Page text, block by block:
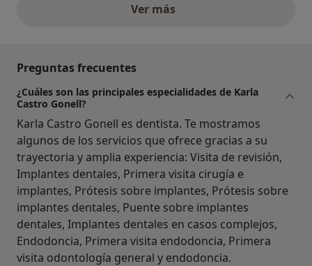
Ver másopiniones anteriores
Preguntas frecuentes
¿Cuáles son las principales especialidades de Karla
Castro Gonell?
Karla Castro Gonell es dentista. Te mostramos
algunos de los servicios que ofrece gracias a su
trayectoria y amplia experiencia: Visita de revisión,
Implantes dentales, Primera visita cirugía e
implantes, Prótesis sobre implantes, Prótesis sobre
implantes dentales, Puente sobre implantes
dentales, Implantes dentales en casos complejos,
Endodoncia, Primera visita endodoncia, Primera
visita odontología general y endodoncia.